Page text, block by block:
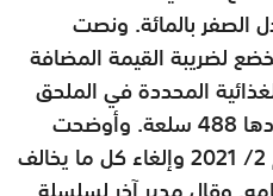
الصفر بالمائة. ونصت
لضريبة القيمة المضافة
المحددة في الملحق
المرفق بهذا القرار والبالغ عددها 488 سلعة. وأوضحت
المادة الثانية إلغاء القرار رقم 2/‏‏‏ 2021 وإلغاء كل ما يخالف